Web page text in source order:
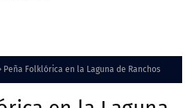
Peña Folklórica en la Laguna de Ranchos